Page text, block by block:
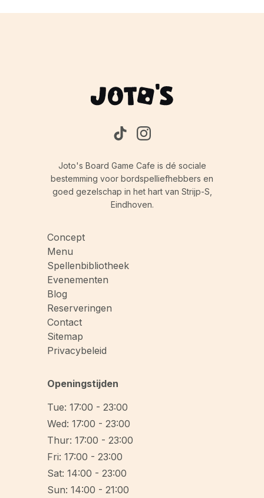
Joto's Board Game Cafe is dé sociale
bestemming voor bordspelliefhebbers en
goed gezelschap in het hart van Strijp-S,
Eindhoven.
Concept
Menu
Spellenbibliotheek
Evenementen
Blog
Reserveringen
Contact
Sitemap
Privacybeleid
Openingstijden
Tue: 17:00 - 23:00
Wed: 17:00 - 23:00
Thur: 17:00 - 23:00
Fri: 17:00 - 23:00
Sat: 14:00 - 23:00
Sun: 14:00 - 21:00